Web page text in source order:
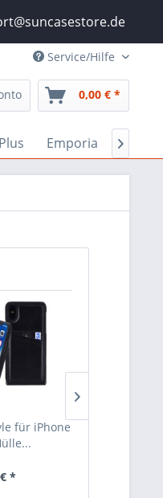
Service/Hilfe
0,00 € *
Emporia 
für iPhone
*